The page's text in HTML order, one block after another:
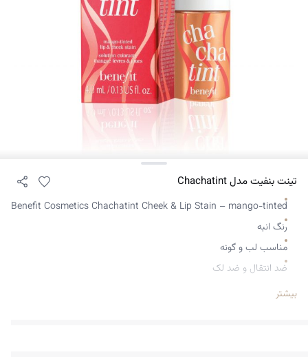
تینت بنفیت مدل Chachatint
Benefit Cosmetics Chachatint Cheek & Lip Stain – mango-tinted
رنگ انبه
مناسب لب و گونه
ضد انتقال و ضد لک
ماندگاری بالابیشتر